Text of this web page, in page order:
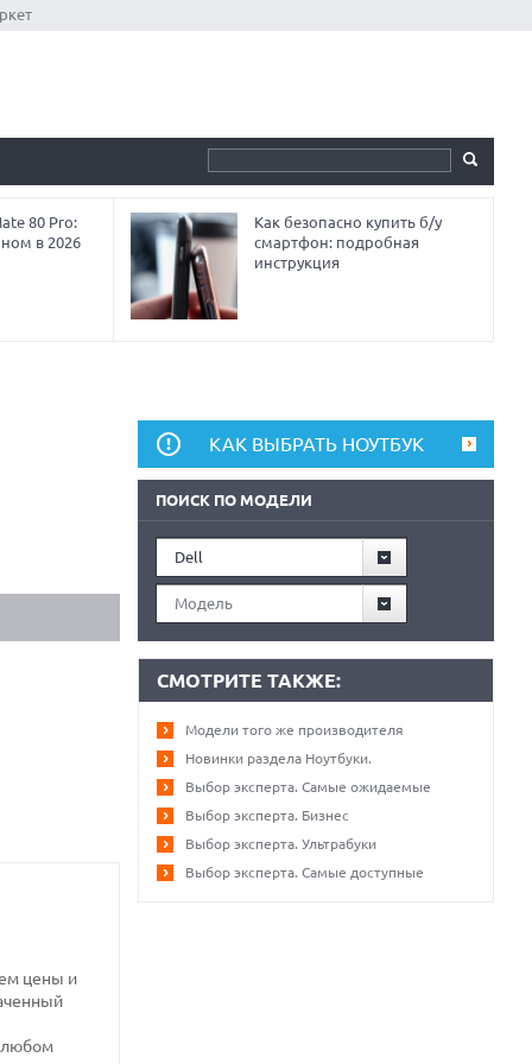
80 Pro:
в 2026
Как безопасно купить б/у
смартфон: подробная
инструкция
цены и
любом
КАК ВЫБРАТЬ НОУТБУК
ПОИСК ПО МОДЕЛИ
Dell
Модель
СМОТРИТЕ ТАКЖЕ:
Модели того же производителя
Новинки раздела Ноутбуки.
Выбор эксперта. Самые ожидаемые
Выбор эксперта. Бизнес
Выбор эксперта. Ультрабуки
Выбор эксперта. Самые доступные